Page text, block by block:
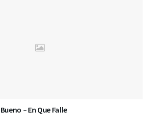
– En Que Falle